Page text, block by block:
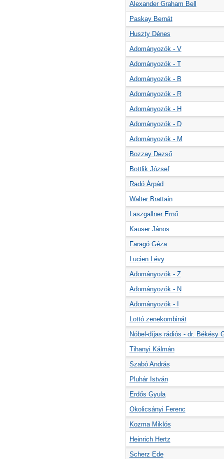
Alexander Graham Bell
Paskay Bernát
Huszty Dénes
Adományozók - V
Adományozók - T
Adományozók - B
Adományozók - R
Adományozók - H
Adományozók - D
Adományozók - M
Bozzay Dezső
Bottlik József
Radó Árpád
Walter Brattain
Laszgallner Ernő
Kauser János
Faragó Géza
Lucien Lévy
Adományozók - Z
Adományozók - N
Adományozók - I
Lottó zenekombinát
Nóbel-díjas rádiós - dr. Békésy
Tihanyi Kálmán
Szabó András
Pluhár István
Erdős Gyula
Okolicsányi Ferenc
Kozma Miklós
Heinrich Hertz
Scherz Ede